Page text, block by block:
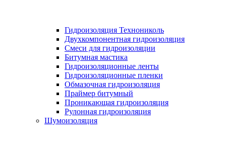
Гидроизоляция Технониколь
Двухкомпонентная гидроизоляция
Смеси для гидроизоляции
Битумная мастика
Гидроизоляционные ленты
Гидроизоляционные пленки
Обмазочная гидроизоляция
Праймер битумный
Проникающая гидроизоляция
Рулонная гидроизоляция
Шумоизоляция